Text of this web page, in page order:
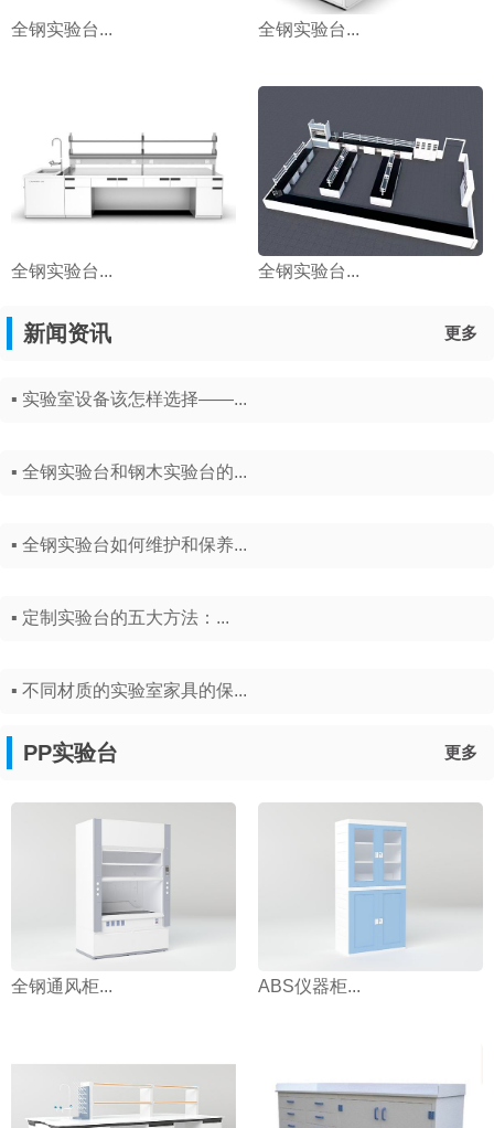
全钢实验台... 全钢实验台...
全钢实验台... 全钢实验台...
新闻资讯 更多
▪ 实验室设备该怎样选择——...
▪ 全钢实验台和钢木实验台的...
▪ 全钢实验台如何维护和保养...
▪ 定制实验台的五大方法：...
▪ 不同材质的实验室家具的保...
PP实验台 更多
全钢通风柜... ABS仪器柜...